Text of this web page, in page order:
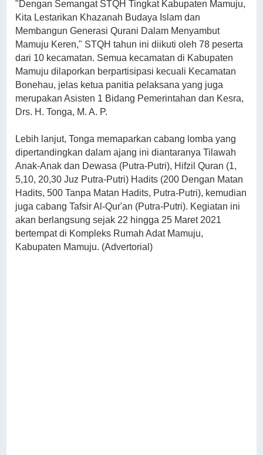
"Dengan Semangat STQH Tingkat Kabupaten Mamuju,
Kita Lestarikan Khazanah Budaya Islam dan
Membangun Generasi Qurani Dalam Menyambut
Mamuju Keren," STQH tahun ini diikuti oleh 78 peserta
dari 10 kecamatan. Semua kecamatan di Kabupaten
Mamuju dilaporkan berpartisipasi kecuali Kecamatan
Bonehau, jelas ketua panitia pelaksana yang juga
merupakan Asisten 1 Bidang Pemerintahan dan Kesra,
Drs. H. Tonga, M. A. P.
Lebih lanjut, Tonga memaparkan cabang lomba yang
dipertandingkan dalam ajang ini diantaranya Tilawah
Anak-Anak dan Dewasa (Putra-Putri), Hifzil Quran (1,
5,10, 20,30 Juz Putra-Putri) Hadits (200 Dengan Matan
Hadits, 500 Tanpa Matan Hadits, Putra-Putri), kemudian
juga cabang Tafsir Al-Qur'an (Putra-Putri). Kegiatan ini
akan berlangsung sejak 22 hingga 25 Maret 2021
bertempat di Kompleks Rumah Adat Mamuju,
Kabupaten Mamuju. (Advertorial)